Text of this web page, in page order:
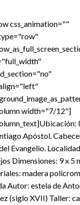
css_animation=""
width="7/12"]
Apóstol.
Evangelio.
Dimensiones: 9 x 5
madera
Autor: estela de
(siglo XVII) Taller: